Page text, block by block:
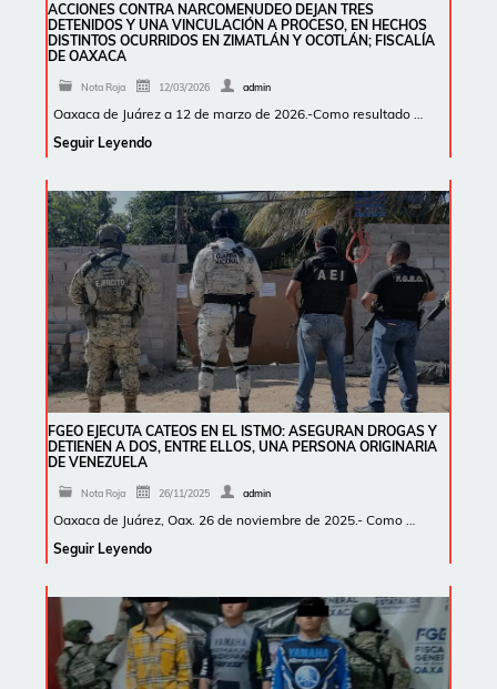
ACCIONES CONTRA NARCOMENUDEO DEJAN TRES
DETENIDOS Y UNA VINCULACIÓN A PROCESO, EN HECHOS
DISTINTOS OCURRIDOS EN ZIMATLÁN Y OCOTLÁN; FISCALÍA
DE OAXACA
Nota Roja 12/03/2026 admin
Oaxaca de Juárez a 12 de marzo de 2026.-Como resultado …
Seguir Leyendo
FGEO EJECUTA CATEOS EN EL ISTMO: ASEGURAN DROGAS Y
DETIENEN A DOS, ENTRE ELLOS, UNA PERSONA ORIGINARIA
DE VENEZUELA
Nota Roja 26/11/2025 admin
Oaxaca de Juárez, Oax. 26 de noviembre de 2025.- Como …
Seguir Leyendo